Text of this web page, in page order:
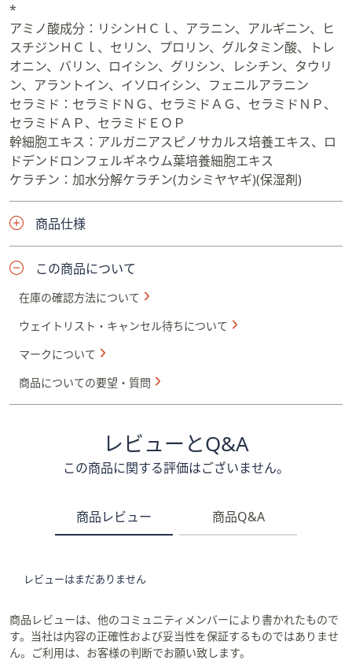
*
アミノ酸成分：リシンＨＣｌ、アラニン、アルギニン、ヒ
スチジンＨＣｌ、セリン、プロリン、グルタミン酸、トレ
オニン、バリン、ロイシン、グリシン、レシチン、タウリ
ン、アラントイン、イソロイシン、フェニルアラニン
セラミド：セラミドＮＧ、セラミドＡＧ、セラミドＮＰ、
セラミドＡＰ、セラミドＥＯＰ
幹細胞エキス：アルガニアスピノサカルス培養エキス、ロ
ドデンドロンフェルギネウム葉培養細胞エキス
ケラチン：加水分解ケラチン(カシミヤヤギ)(保湿剤)
商品仕様
この商品について
在庫の確認方法について
ウェイトリスト・キャンセル待ちについて
マークについて
商品についての要望・質問
レビューとQ&A
この商品に関する評価はございません。
商品レビュー 商品Q&A
レビューはまだありません
商品レビューは、他のコミュニティメンバーにより書かれたもので
す。当社は内容の正確性および妥当性を保証するものではありませ
ん。ご利用は、お客様の判断でお願い致します。